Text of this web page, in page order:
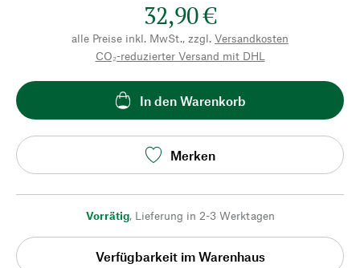
32,90 €
alle Preise inkl. MwSt., zzgl. Versandkosten
CO₂-reduzierter Versand mit DHL
In den Warenkorb
Merken
Vorrätig, Lieferung in 2-3 Werktagen
Verfügbarkeit im Warenhaus